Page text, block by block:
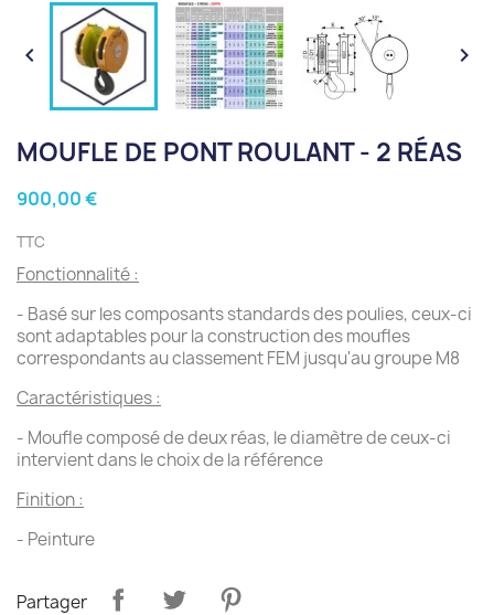
 
MOUFLE DE PONT ROULANT - 2 RÉAS
900,00 €
TTC
Fonctionnalité :
- Basé sur les composants standards des poulies, ceux-ci
sont adaptables pour la construction des moufles
correspondants au classement FEM jusqu'au groupe M8
Caractéristiques :
- Moufle composé de deux réas, le diamètre de ceux-ci
intervient dans le choix de la référence
Finition :
- Peinture
Partager